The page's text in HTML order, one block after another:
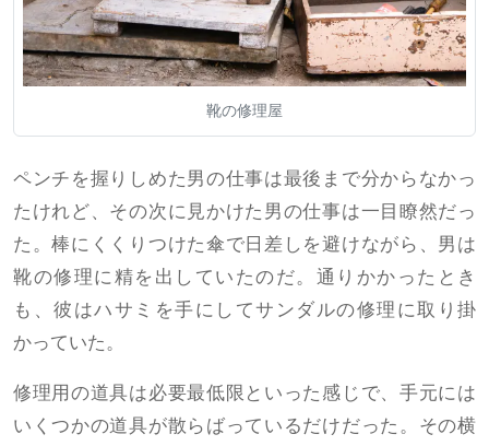
靴の修理屋
ペンチを握りしめた男の仕事は最後まで分からなかっ
たけれど、その次に見かけた男の仕事は一目瞭然だっ
た。棒にくくりつけた傘で日差しを避けながら、男は
靴の修理に精を出していたのだ。通りかかったとき
も、彼はハサミを手にしてサンダルの修理に取り掛
かっていた。
修理用の道具は必要最低限といった感じで、手元には
いくつかの道具が散らばっているだけだった。その横